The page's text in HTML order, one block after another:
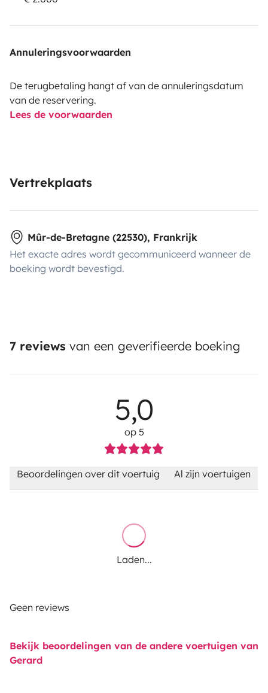
Annuleringsvoorwaarden
De terugbetaling hangt af van de annuleringsdatum
van de reservering.
Lees de voorwaarden
Vertrekplaats
Mûr-de-Bretagne (22530), Frankrijk
Het exacte adres wordt gecommuniceerd wanneer de
boeking wordt bevestigd.
7 reviews van een geverifieerde boeking
5,0
op 5
Beoordelingen over dit voertuig Al zijn voertuigen
Laden...
Geen reviews
Bekijk beoordelingen van de andere voertuigen van
Gerard